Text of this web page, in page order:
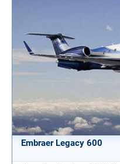
Embraer Legacy 600